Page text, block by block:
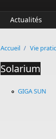
Actualités
Accueil / Vie
Solarium
GIGA SUN